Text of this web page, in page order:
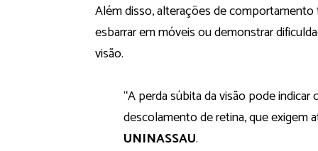
Além disso, alterações de
esbarrar em móveis ou demonstrar
visão.
“A perda súbita da visão pode
descolamento de retina, que exigem
UNINASSAU.